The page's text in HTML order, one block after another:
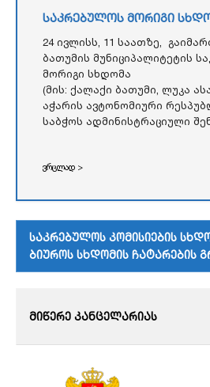
საკრებულოს მორიგი
24 ივლისს, 11 საათზე,
ბათუმის მუნიციპალიტეტის
მორიგი სხდომა
(მის: ქალაქი ბათუმი, ლუკა
აჭარის ავტონომიური
საბჭოს ადმინისტრაციული
ვრცლად >
საკრებულოს კომისიების
ბიუროს სხდომის ჩატარების
მიწერე კანცელარიას